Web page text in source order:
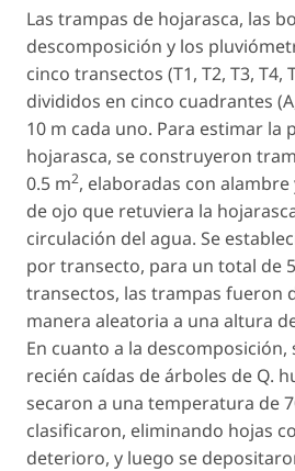
Las trampas de hojarasca, las
descomposición y los
cinco transectos (T1, T2, T3, T4,
divididos en cinco cuadrantes
10 m cada uno. Para estimar la
hojarasca, se construyeron
0.5 m2, elaboradas con
de ojo que retuviera la
circulación del agua. Se
por transecto, para un total de
transectos, las trampas fueron
manera aleatoria a una altura
En cuanto a la
recién caídas de árboles de Q.
secaron a una temperatura de
clasificaron, eliminando hojas
deterioro, y luego se